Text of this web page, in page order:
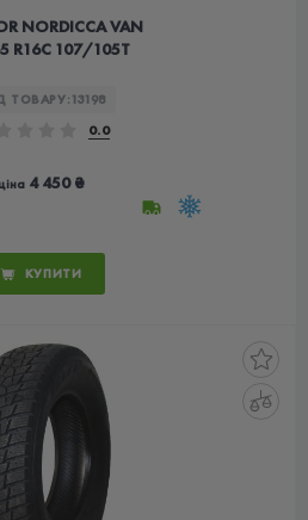
NORDICCA VAN
R16C 107/105T
ТОВАРУ: 13198
0.0
ціна4 450 ₴
КУПИТИ